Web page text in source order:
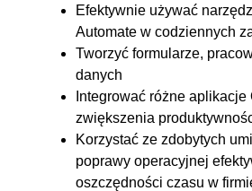
Efektywnie używać
Automate w codziennych
Tworzyć formularze,
danych
Integrować różne aplikacje
zwiększenia
Korzystać ze zdobytych
poprawy operacyjnej
oszczędności czasu w